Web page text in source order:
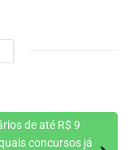
de até R$ 9
concursos já